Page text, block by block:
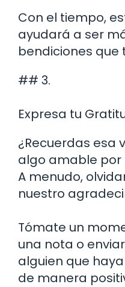
Con el tiempo,
ayudará a ser
bendiciones que
## 3.
Expresa tu
¿Recuerdas esa
algo amable por
A menudo,
nuestro
Tómate un
una nota o
alguien que
de manera